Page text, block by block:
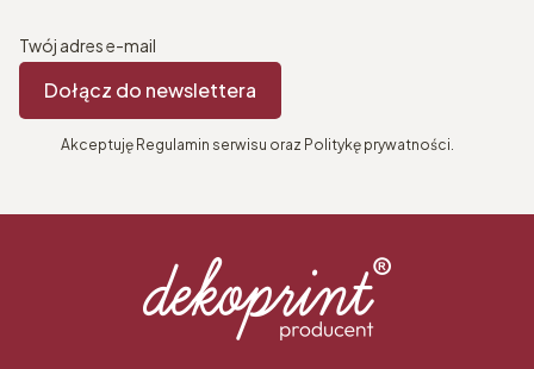
Twój adres e-mail
Dołącz do newslettera
Akceptuję Regulamin serwisu oraz Politykę prywatności.